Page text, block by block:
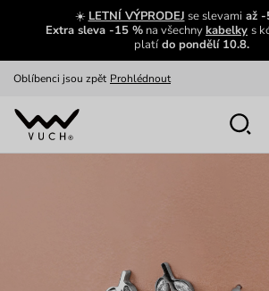
☀️ LETNÍ VÝPRODEJ se slevamiaž -
Extra sleva -15 % na všechnykabelky s
platído pondělí 10.8.
Zajímavosti ze světa Vuch:
Zobrazit
Oblíbenci jsou zpět Prohlédnout
Nech se inspirovat